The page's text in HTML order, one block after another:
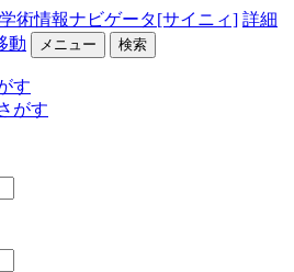
術情報ナビゲータ[サイニィ] 詳細
動 メニュー 検索
す
がす